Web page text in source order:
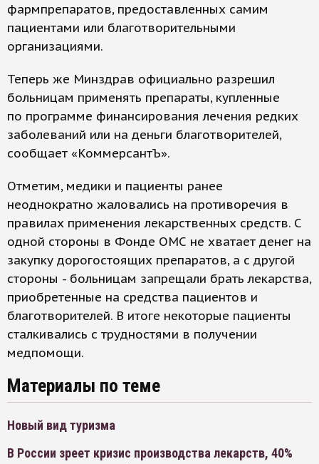
фармпрепаратов, предоставленных самим
пациентами или благотворительными
организациями.
Теперь же Минздрав официально разрешил
больницам применять препараты, купленные
по программе финансирования лечения редких
заболеваний или на деньги благотворителей,
сообщает «КоммерсантЪ».
Отметим, медики и пациенты ранее
неоднократно жаловались на противоречия в
правилах применения лекарственных средств. С
одной стороны в Фонде ОМС не хватает денег на
закупку дорогостоящих препаратов, а с другой
стороны - больницам запрещали брать лекарства,
приобретенные на средства пациентов и
благотворителей. В итоге некоторые пациенты
сталкивались с трудностями в получении
медпомощи.
Материалы по теме
Новый вид туризма
В России зреет кризис производства лекарств, 40%